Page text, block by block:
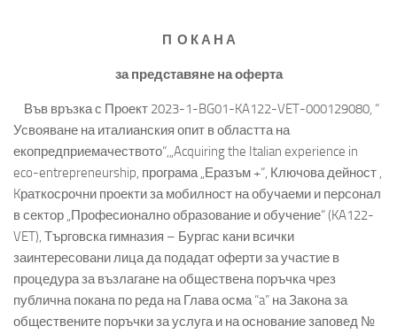
П О К А Н А
за представяне на оферта
Във връзка с Проект 2023-1-BG01-KA122-VET-000129080, “
Усвояване на италианския опит в областта на
екопредприемачеството“,„Acquiring the Italian experience in
eco-entrepreneurship, програма „Еразъм +“, Ключова дейност ,
Kраткосрочни проекти за мобилност на обучаеми и персонал
в сектор „Професионално образование и обучение“ (KA122-
VET), Търговска гимназия – Бургас кани всички
заинтересовани лица да подадат оферти за участие в
процедура за възлагане на обществена поръчка чрез
публична покана по реда на Глава осма “a” на Закона за
обществените поръчки за услуга и на основание заповед №